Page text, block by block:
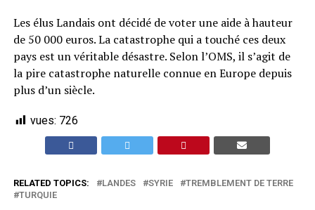
Les élus Landais ont décidé de voter une aide à hauteur
de 50 000 euros. La catastrophe qui a touché ces deux
pays est un véritable désastre. Selon l’OMS, il s’agit de
la pire catastrophe naturelle connue en Europe depuis
plus d’un siècle.
vues: 726
RELATED TOPICS: LANDES SYRIE
TREMBLEMENT DE TERRE
TURQUIE